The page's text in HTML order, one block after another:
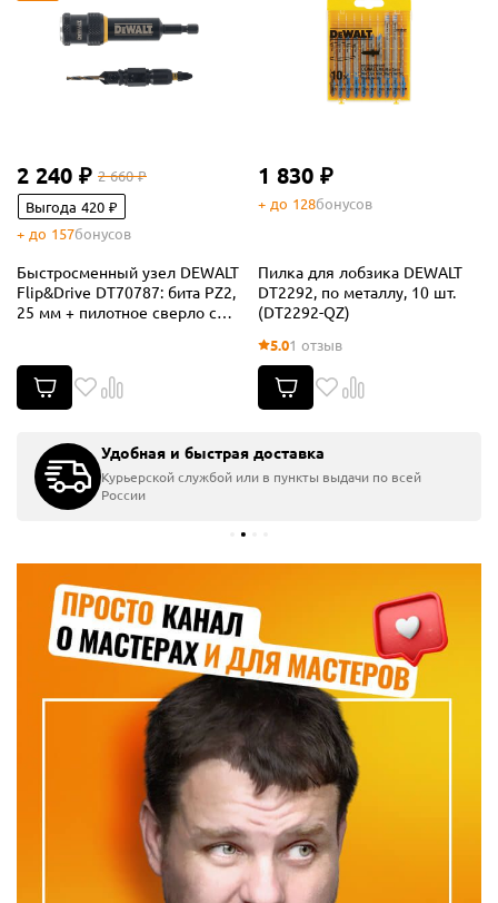
2 240 ₽ 2 660 ₽
Выгода 420 ₽
+ до 157бонусов
Быстросменный узел DEWALT
Flip&Drive DT70787: бита PZ2,
25 мм + пилотное сверло с
1 830 ₽
+ до 128бонусов
Пилка для лобзика DEWALT
DT2292, по металлу, 10 шт.
(DT2292-QZ)
5.01 отзыв
Удобная и быстрая доставка
Курьерской службой или в пункты выдачи по всей
России